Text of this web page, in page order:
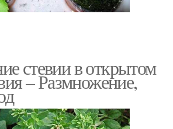
стевии в открытом
– Размножение,